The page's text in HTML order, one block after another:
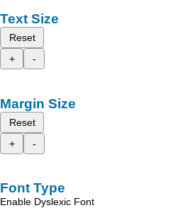
Text Size
Reset
+
-
Margin Size
Reset
+
-
Font Type
Enable Dyslexic Font